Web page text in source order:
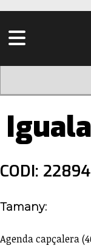
CODI:
Tamany:
Agenda capçalera